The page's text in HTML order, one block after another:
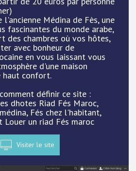
l'ancienne Médina de Fès, une
fascinantes du monde arabe,
des chambres où vos hôtes,
avec bonheur de
en vous laissant vous
d'une maison
confort.
définir ce site :
dhotes Riad Fés Maroc,
Fés chez l'habitant,
Louer un riad Fés maroc
Visiter le site